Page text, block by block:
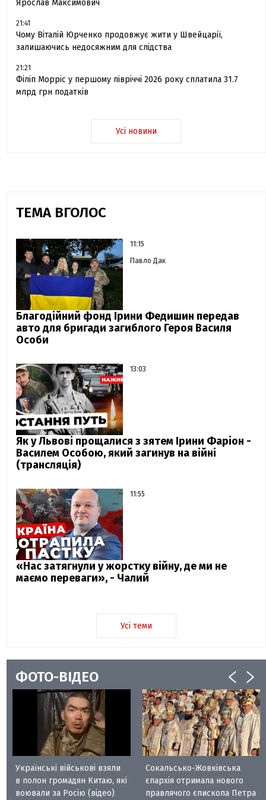
Ярослав Максимович
21:41
Чому Віталій Юрченко продовжує жити у Швейцарії,
залишаючись недосяжним для слідства
21:21
Філіп Морріс у першому півріччі 2026 року сплатила 31.7
млрд грн податків
Усі новини
ТЕМА ВГОЛОС
11:15
Павло Дак
Благодійний фонд Ірини Федишин передав
авто для бригади загиблого Героя Василя
Особи
13:03
Як у Львові прощалися з зятем Ірини Фаріон -
Василем Особою, який загинув на війні
(трансляція)
11:55
«Нас затягнули у жорстку війну, де ми не
маємо переваги», - Чалий
Усі теми
ФОТО-ВІДЕО
Українські військові взяли
в полон громадян Китаю, які
воювали за Росію (відео)
Сокальсько-Жовківська
єпархія отримала нового
правлячого єпископа Петра